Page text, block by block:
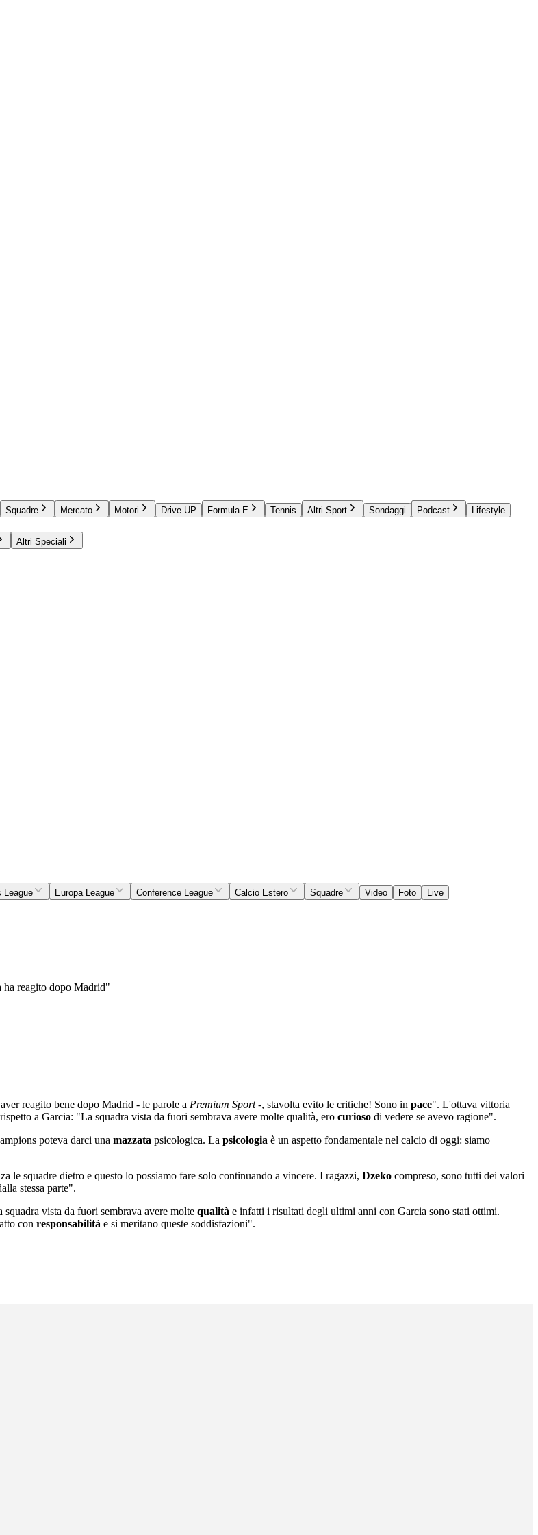
Squadre Mercato Motori Drive UP Formula E Tennis Altri Sport Sondaggi Podcast
Lifestyle
Altri Speciali
League Europa League Conference League Calcio Estero Squadre Video Foto
Live
ha reagito dopo Madrid"
reagito bene dopo Madrid - le parole a Premium Sport-, stavolta evito le critiche! Sono in pace". L'ottava vittoria
a Garcia: "La squadra vista da fuori sembrava avere molte qualità, ero curioso di vedere se avevo ragione".
poteva darci una mazzata psicologica. La psicologia è un aspetto fondamentale nel calcio di oggi: siamo
le squadre dietro e questo lo possiamo fare solo continuando a vincere. I ragazzi, Dzeko compreso, sono tutti dei valori
stessa parte".
vista da fuori sembrava avere molte qualità e infatti i risultati degli ultimi anni con Garcia sono stati ottimi.
con responsabilità e si meritano queste soddisfazioni".